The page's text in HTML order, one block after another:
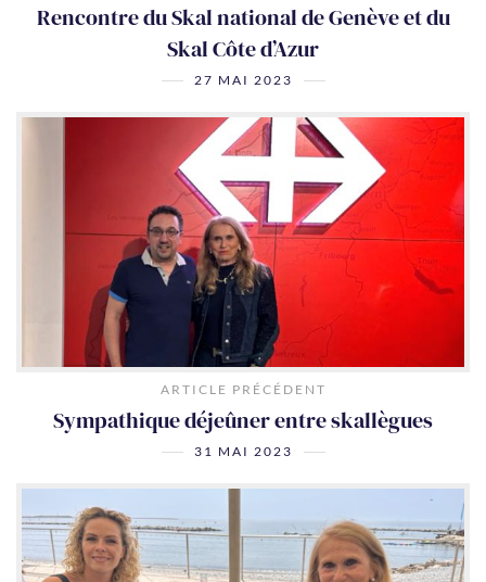
Rencontre du Skal national de Genève et du
Skal Côte d’Azur
27 MAI 2023
ARTICLE PRÉCÉDENT
Sympathique déjeûner entre skallègues
31 MAI 2023